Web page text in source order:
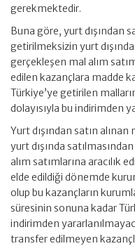
gerekmektedir.
Buna göre, yurt dışından
getirilmeksizin yurt
gerçekleşen mal alım
edilen kazançlara madde
Türkiye’ye getirilen
dolayısıyla bu indirimden
Yurt dışından satın
yurt dışında
alım satımlarına aracılık
elde edildiği dönemde
olup bu kazançların
süresinin sonuna kadar
indirimden
transfer edilmeyen